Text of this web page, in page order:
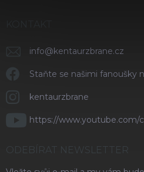
info@kentaurzbrane.cz
Staňte se našimi fanoušky
kentaurzbrane
https://www.youtube.com/
ODEBÍRAT NEWSLETTER